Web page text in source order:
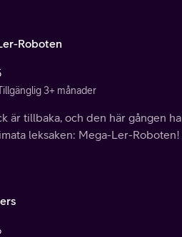
Roboten
3+ månader
är tillbaka, och den här gången
leksaken: Mega-Ler-Roboten!